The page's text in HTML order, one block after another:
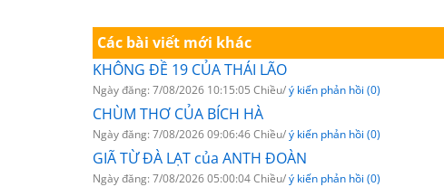
Các bài viết mới khác
KHÔNG ĐỀ 19 CỦA THÁI LÃO
Ngày đăng: 7/08/2026 10:15:05 Chiều/ý kiến phản hồi (0)
CHÙM THƠ CỦA BÍCH HÀ
Ngày đăng: 7/08/2026 09:06:46 Chiều/ý kiến phản hồi (0)
GIÃ TỪ ĐÀ LẠT của ANTH ĐOÀN
Ngày đăng: 7/08/2026 05:00:04 Chiều/ý kiến phản hồi (0)